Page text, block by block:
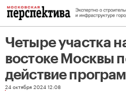
Четыре участка
востоке Москвы
действие
24 октября 2024 12:08